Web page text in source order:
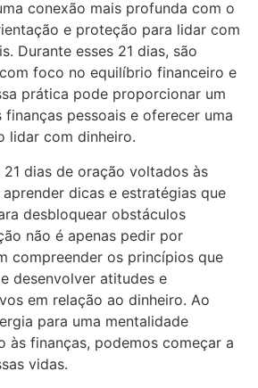
conexão mais profunda com o
e proteção para lidar com
Durante esses 21 dias, são
foco no equilíbrio financeiro e
prática pode proporcionar um
pessoais e oferecer uma
lidar com dinheiro.
dias de oração voltados às
dicas e estratégias que
desbloquear obstáculos
não é apenas pedir por
compreender os princípios que
desenvolver atitudes e
em relação ao dinheiro. Ao
para uma mentalidade
às finanças, podemos começar a
vidas.